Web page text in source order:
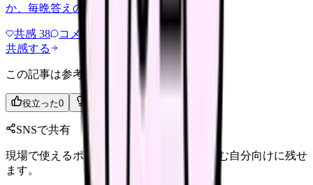
か、毎晩答えの出ない自問自答…
共感 38 コメント
共感する
この記事は参考になりましたか？
役立った0 参考になった
SNSで共有
現場で使えるポイントを、同僚やあとで読む自分向けに残せ
ます。